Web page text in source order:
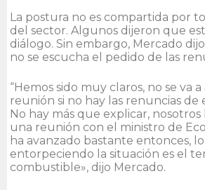
La postura no es compartida por
del sector. Algunos dijeron que
diálogo. Sin embargo, Mercado
no se escucha el pedido de las
“Hemos sido muy claros, no se va
reunión si no hay las renuncias de
No hay más que explicar,
una reunión con el ministro de
ha avanzado bastante entonces,
entorpeciendo la situación es el
combustible», dijo Mercado.